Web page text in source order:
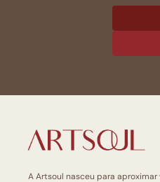
A Artsoul nasceu para